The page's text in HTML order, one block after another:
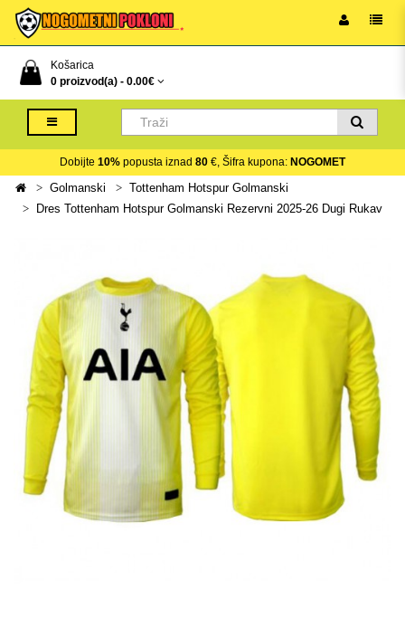
Košarica
0 proizvod(a) - 0.00€
Dobijte 10% popusta iznad 80 €, Šifra kupona: NOGOMET
Golmanski
Tottenham Hotspur Golmanski
Dres Tottenham Hotspur Golmanski Rezervni 2025-26 Dugi Rukav